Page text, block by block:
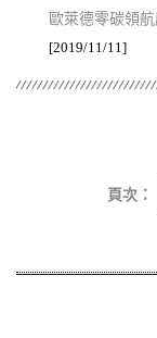
歐萊德零碳領
[2019/11/11]
頁次：